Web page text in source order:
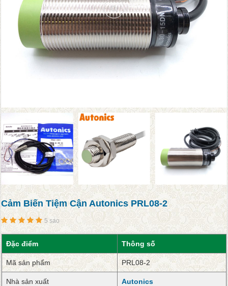
Cảm Biến Tiệm Cận Autonics PRL08-2
5 sao
Đặc điểm Thông số
Mã sản phẩm PRL08-2
Nhà sản xuất Autonics